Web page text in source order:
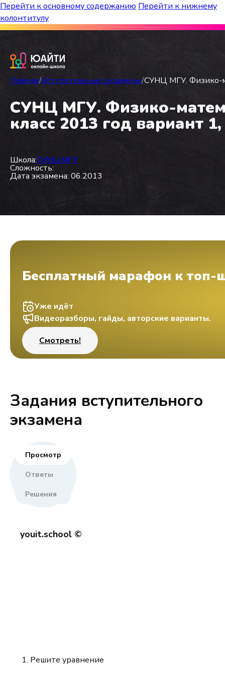
Перейти к основному содержанию Перейти к нижнему
колонтитулу
Бесплатный марафон к топ-школам!
Главная/Вступительные экзамены/СУНЦ МГУ. Физико-
СУНЦ МГУ. Физико-
класс 2013 год вариант
Школа:СУНЦ МГУ
Сложность:
Дата экзамена: 06.2013
Бесплатный марафон к топ-
Уже идёт
Видеоразборы, гайды, авторские варианты.
Смотреть!
Задания вступительного
экзамена
Просмотр
Ответы
Решения
youit.school ©
Решите уравнение